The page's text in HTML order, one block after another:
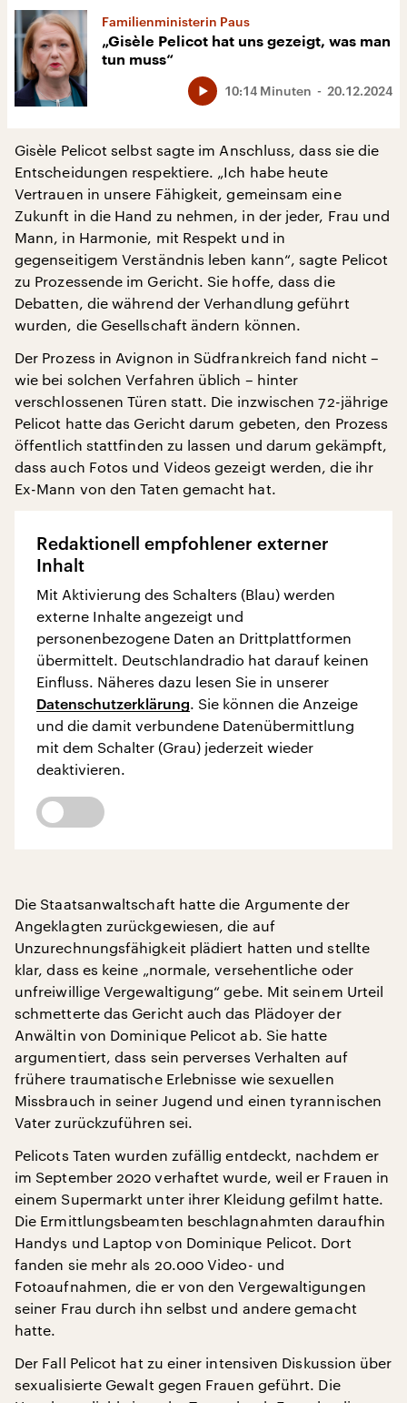
Familienministerin Paus
„Gisèle Pelicot hat uns gezeigt, was man
tun muss“
20.12.2024
10:14 Minuten
Gisèle Pelicot selbst sagte im Anschluss, dass sie die
Entscheidungen respektiere. „Ich habe heute
Vertrauen in unsere Fähigkeit, gemeinsam eine
Zukunft in die Hand zu nehmen, in der jeder, Frau und
Mann, in Harmonie, mit Respekt und in
gegenseitigem Verständnis leben kann“, sagte Pelicot
zu Prozessende im Gericht. Sie hoffe, dass die
Debatten, die während der Verhandlung geführt
wurden, die Gesellschaft ändern können.
Der Prozess in Avignon in Südfrankreich fand nicht –
wie bei solchen Verfahren üblich – hinter
verschlossenen Türen statt. Die inzwischen 72-jährige
Pelicot hatte das Gericht darum gebeten, den Prozess
öffentlich stattfinden zu lassen und darum gekämpft,
dass auch Fotos und Videos gezeigt werden, die ihr
Ex-Mann von den Taten gemacht hat.
Redaktionell empfohlener externer
Inhalt
Mit Aktivierung des Schalters (Blau) werden
externe Inhalte angezeigt und
personenbezogene Daten an Drittplattformen
übermittelt. Deutschlandradio hat darauf keinen
Einfluss. Näheres dazu lesen Sie in unserer
Datenschutzerklärung. Sie können die Anzeige
und die damit verbundene Datenübermittlung
mit dem Schalter (Grau) jederzeit wieder
deaktivieren.
Die Staatsanwaltschaft hatte die Argumente der
Angeklagten zurückgewiesen, die auf
Unzurechnungsfähigkeit plädiert hatten und stellte
klar, dass es keine „normale, versehentliche oder
unfreiwillige Vergewaltigung“ gebe. Mit seinem Urteil
schmetterte das Gericht auch das Plädoyer der
Anwältin von Dominique Pelicot ab. Sie hatte
argumentiert, dass sein perverses Verhalten auf
frühere traumatische Erlebnisse wie sexuellen
Missbrauch in seiner Jugend und einen tyrannischen
Vater zurückzuführen sei.
Pelicots Taten wurden zufällig entdeckt, nachdem er
im September 2020 verhaftet wurde, weil er Frauen in
einem Supermarkt unter ihrer Kleidung gefilmt hatte.
Die Ermittlungsbeamten beschlagnahmten daraufhin
Handys und Laptop von Dominique Pelicot. Dort
fanden sie mehr als 20.000 Video- und
Fotoaufnahmen, die er von den Vergewaltigungen
seiner Frau durch ihn selbst und andere gemacht
hatte.
Der Fall Pelicot hat zu einer intensiven Diskussion über
sexualisierte Gewalt gegen Frauen geführt. Die